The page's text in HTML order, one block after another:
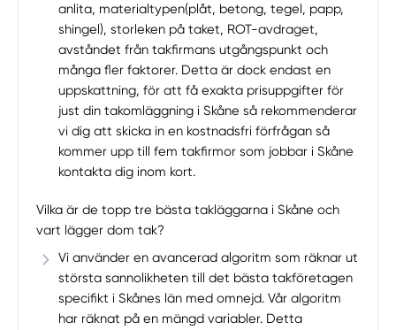
anlita, materialtypen(plåt, betong, tegel, papp,
shingel), storleken på taket, ROT-avdraget,
avståndet från takfirmans utgångspunkt och
många fler faktorer. Detta är dock endast en
uppskattning, för att få exakta prisuppgifter för
just din takomläggning i Skåne så rekommenderar
vi dig att skicka in en kostnadsfri förfrågan så
kommer upp till fem takfirmor som jobbar i Skåne
kontakta dig inom kort.
Vilka är de topp tre bästa takläggarna i Skåne och
vart lägger dom tak?
Vi använder en avancerad algoritm som räknar ut
största sannolikheten till det bästa takföretagen
specifikt i Skånes län med omnejd. Vår algoritm
har räknat på en mängd variabler. Detta